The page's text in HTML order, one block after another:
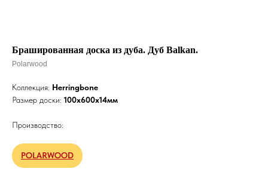
Брашированная доска из дуба. Дуб Balkan.
Polarwood
Коллекция: Herringbone
Размер доски: 100х600х14мм
Производство:
POLARWOOD